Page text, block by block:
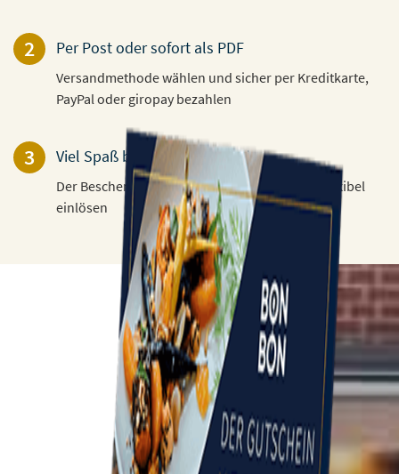
2 Per Post oder sofort als PDF
Versandmethode wählen und sicher per Kreditkarte,
PayPal oder giropay bezahlen
3 Viel Spaß beim Verschenken!
Der Beschenkte kann den Gutschein 3 Jahre flexibel
einlösen